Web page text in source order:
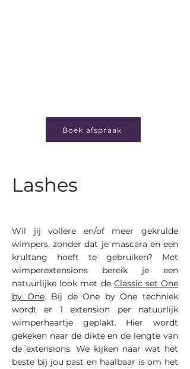
Boek afspraak
Lashes
Wil jij vollere en/of meer gekrulde
wimpers, zonder dat je mascara en een
krultang hoeft te gebruiken? Met
wimperextensions bereik je een
natuurlijke look met de Classic set One
by One. Bij de One by One techniek
wordt er 1 extension per natuurlijk
wimperhaartje geplakt. Hier wordt
gekeken naar de dikte en de lengte van
de extensions. We kijken naar wat het
beste bij jou past en haalbaar is om het